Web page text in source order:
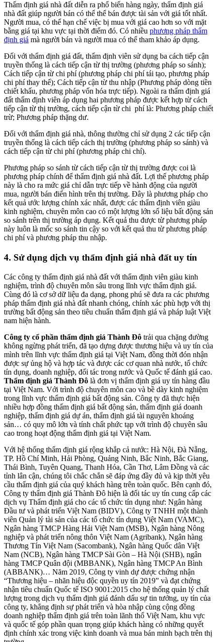
Thẩm định giá nhà đất diễn ra phổ biến hàng ngày, thẩm định giá
nhà đất giúp người bán có thể thể bán được tài sản với giá tốt nhất.
Người mua, có thể hạn chế việc bị mua với giá cao hơn so với mặt
bằng giá tại khu vực tại thời điểm đó. Có nhiều phương pháp thẩm
định giá mà người bán và người mua có thể tham khảo áp dụng.
Đối với thẩm định giá đất, thẩm định viên sử dụng ba cách tiếp cận
truyền thống là cách tiếp cận từ thị trường (phương pháp so sánh);
Cách tiếp cận từ chi phí (phương pháp chi phí tái tạo, phương pháp
chi phí thay thế); Cách tiếp cận từ thu nhập (Phương pháp dòng tiền
chiết khấu, phương pháp vốn hóa trực tiếp). Ngoài ra thẩm định giá
đất thẩm định viên áp dụng hai phương pháp được kết hợp từ cách
tiếp cận từ thị trường, cách tiếp cận từ chi phí là: Phương pháp chiết
trừ; Phương pháp thặng dư.
Đối với thẩm định giá nhà, thông thường chỉ sử dụng 2 các tiếp cận
truyền thống là cách tiếp cách thị trường (phương pháp so sánh) và
cách tiếp cận từ chi phí (phương pháp chi chí).
Phương pháp so sánh từ cách tiếp cận từ thị trường được coi là
phương pháp chính để thẩm định giá nhà đất. Lợi thế phương pháp
này là cho ra mức giá chỉ dẫn trực tiếp về hành động của người
mua, người bán điển hình trên thị trường. Đây là phương pháp cho
kết quả ước lượng chính xác nhất, được các thẩm định viên giàu
kinh nghiệm, chuyên môn cao có một lượng lớn số liệu bất động sản
so sánh trên thị trường áp dụng. Kết quả thu được từ phương pháp
này luôn là mốc so sánh tin cậy so với kết quả thu từ phương pháp
chi phí và phương pháp thu nhập.
4. Sử dụng dịch vụ thẩm định giá nhà đất uy tín
Các công ty thẩm định giá nhà đất với thẩm định viên giàu kinh
nghiệm, trình độ chuyên môn sâu trong lĩnh vực thẩm định giá.
Cùng đó là cơ sở dữ liệu đa dạng, phong phú sẽ đưa ra các phương
pháp thẩm định giá nhà đất nhanh chóng, chính xác phù hợp với thị
trường bất động sản theo tiêu chuẩn thẩm định giá và pháp luật Việt
nam hiện hành.
Công ty cổ phần thẩm định giá Thành Đô trải qua chặng đường
không ngừng phát triển, đã tạo dựng được thương hiệu và uy tín của
mình trên lĩnh vực thẩm định giá tại Việt Nam, đồng thời đón nhận
được sự ủng hộ và hợp tác và được các cơ quan nhà nước, tổ chức
tín dụng, doanh nghiệp, đối tác trong nước và Quốc tế đánh giá cao.
Thẩm định giá Thành Đô là đơn vị thẩm định giá uy tín hàng đầu
tại Việt Nam. Với trình độ chuyên môn cao và bề dày kinh nghiệm
trong lĩnh vực thẩm định giá bất động sản. Công ty đã thực hiện
nhiều hợp đồng thẩm định giá bất động sản, thẩm định giá doanh
nghiệp, thẩm định giá dự án, thẩm định giá tài nguyên khoáng
sản… có quy mô lớn và tính chất phức tạp với trình độ chuyên sâu
cao trong hoạt động thẩm định giá tại Việt Nam.
Với hệ thống thẩm định giá rộng khắp cả nước: Hà Nội, Đà Nẵng,
TP. Hồ Chí Minh, Hải Phòng, Quảng Ninh, Bắc Ninh, Bắc Giang,
Thái Bình, Tuyên Quang, Thanh Hóa, Cần Thơ, Lâm Đồng và các
tỉnh lân cận, chúng tôi chắc chắn sẽ đáp ứng đầy đủ và kịp thời yêu
cầu thẩm định giá của quý khách hàng trên toàn quốc. Bên cạnh đó,
Công ty thẩm định giá Thành Đô hiện là đối tác uy tín cung cấp các
dịch vụ Thẩm định giá cho các tổ chức tín dụng như: Ngân hàng
Đầu tư và phát triển Việt Nam (BIDV), Công ty TNHH một thành
viên Quản lý tài sản của các tổ chức tín dụng Việt Nam (VAMC),
Ngân hàng TMCP Hàng Hải Việt Nam (MSB), Ngân hàng Nông
nghiệp và phát triển nông thôn Việt Nam (Agribank), Ngân hàng
Thương Tín Việt Nam (Sacombank), Ngân hàng Quốc dân Việt
Nam (NCB), Ngân hàng TMCP Sài Gòn – Hà Nội (SHB), ngân
hàng TMCP Quân đội (MBBANK), Ngân hàng TMCP An Bình
(ABBANK)… Năm 2019, Công ty vinh dự được chứng nhận
“Thương hiệu – nhãn hiệu độc quyền uy tín 2019” và đạt chứng
nhận tiêu chuẩn Quốc tế ISO 9001:2015 cho hệ thống quản lý chất
lượng trong dịch vụ thẩm định giá đánh dấu sự tin tưởng, uy tín của
công ty, khẳng định sự phát triển và hòa nhập cùng cộng đồng
doanh nghiệp thẩm định giá trên toàn lãnh thổ Việt Nam, khu vực
và quốc tế góp phần quan trọng giúp khách hàng có những quyết
định chính xác trong việc kinh doanh và mua bán minh bạch trên thị